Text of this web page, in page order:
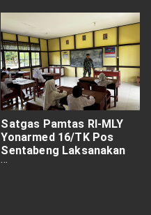
Satgas Pamtas RI-MLY
Yonarmed 16/TK Pos
Sentabeng Laksanakan
Tugas Mulia Menjadi